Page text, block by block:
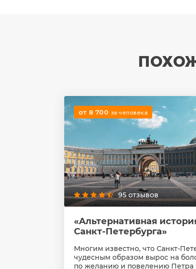
от 8 700 за человека
95 отзывов
«Альтернативная
Санкт-Петербурга»
Многим известно, что Санкт-
чудесным образом вырос на
по желанию и повелению Петра